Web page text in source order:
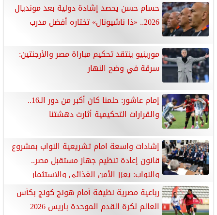
حسام حسن يحصد إشادة دولية بعد مونديال
2026.. «ذا ناشيونال» تختاره أفضل مدرب
مورينيو ينتقد تحكيم مباراة مصر والأرجنتين:
سرقة في وضح النهار
إمام عاشور: حلمنا كان أكبر من دور الـ16..
والقرارات التحكيمية أثارت دهشتنا
إشادات واسعة امام تشريعية النواب بمشروع
قانون إعادة تنظيم جهاز مستقبل مصر..
والنواب: يعزز الأمن الغذائي والاستثمار
والتنمية المستدامةرباعية مصرية نظيفة أمام هونج كونج بكأس
العالم لكرة القدم الموحدة باريس 2026